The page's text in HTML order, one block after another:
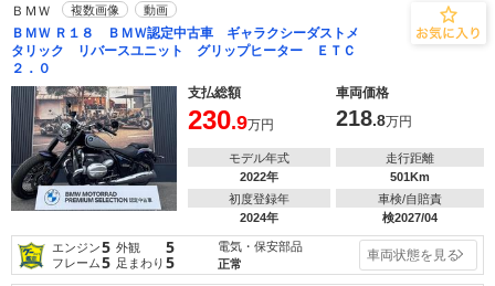
ＢＭＷ 複数画像 動画
ＢＭＷ Ｒ１８ ＢＭＷ認定中古車 ギャラクシーダストメ
タリック リバースユニット グリップヒーター ＥＴＣ
２．０
支払総額
車両価格
230.9万円 218.8万円
モデル年式
2022年
走行距離
501Km
初度登録年
2024年
車検/自賠責
検2027/04
エンジン5 外観 5
フレーム5 足まわり 5
電気・保安部品
正常
車両状態を見る